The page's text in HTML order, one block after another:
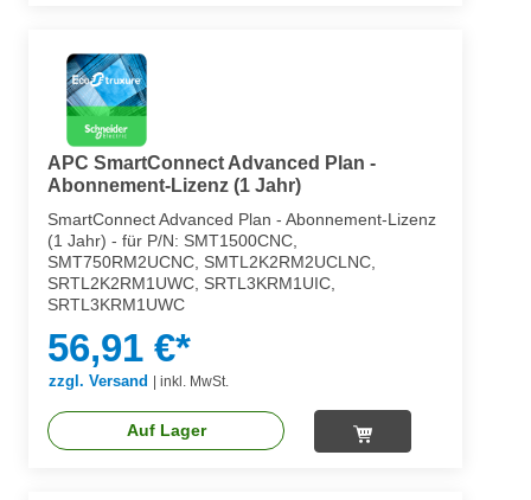
APC SmartConnect Advanced Plan -
Abonnement-Lizenz (1 Jahr)
SmartConnect Advanced Plan - Abonnement-Lizenz
(1 Jahr) - für P/N: SMT1500CNC,
SMT750RM2UCNC, SMTL2K2RM2UCLNC,
SRTL2K2RM1UWC, SRTL3KRM1UIC,
SRTL3KRM1UWC
56,91 €*
zzgl. Versand inkl. MwSt.
Auf Lager